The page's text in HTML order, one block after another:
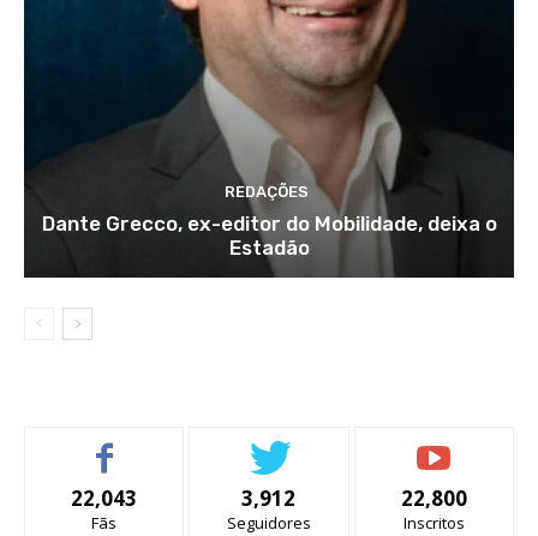
REDAÇÕES
Dante Grecco, ex-editor do Mobilidade, deixa o
Estadão
22,043
Fãs
3,912
Seguidores
22,800
Inscritos